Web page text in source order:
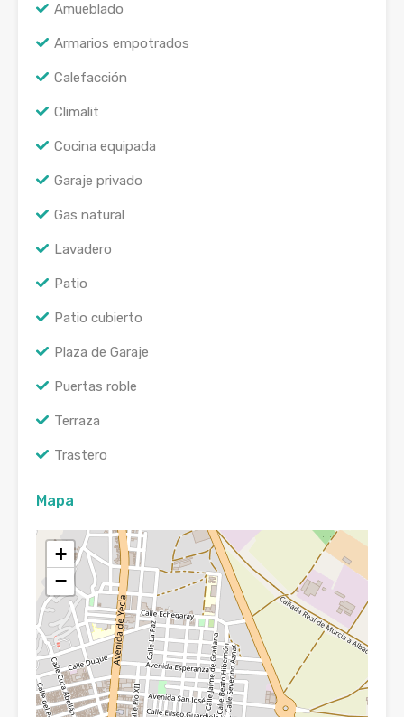
Amueblado
Armarios empotrados
Calefacción
Climalit
Cocina equipada
Garaje privado
Gas natural
Lavadero
Patio
Patio cubierto
Plaza de Garaje
Puertas roble
Terraza
Trastero
Mapa
+
−